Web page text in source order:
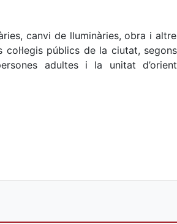
canvi de lluminàries, obra i
públics de la ciutat,
adultes i la unitat